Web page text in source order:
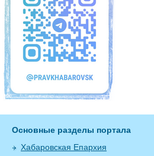
Основные разделы портала
Хабаровская Епархия